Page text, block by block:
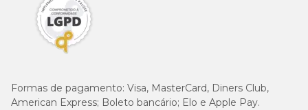
O alimento evita a obesidade, problemas dentários e
gastrointestinais.
usam o feno de capim como caminha natural, devido a sua
Pensando nisso, é essencial que o tutor preserve o feno, de
Formas de pagamento: Visa, MasterCard, Diners Club,
American Express; Boleto bancário; Elo e Apple Pay.